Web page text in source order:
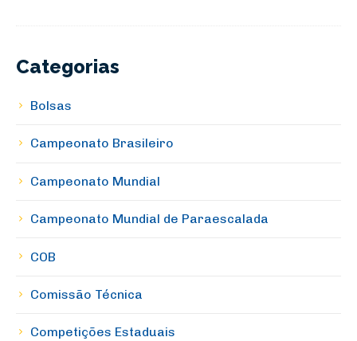
Categorias
Bolsas
Campeonato Brasileiro
Campeonato Mundial
Campeonato Mundial de Paraescalada
COB
Comissão Técnica
Competições Estaduais